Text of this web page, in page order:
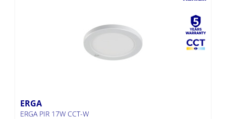
ERGA
ERGA PIR 17W CCT-W